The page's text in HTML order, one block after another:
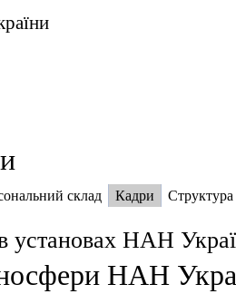
склад Кадри Структура
установах НАН
НАН